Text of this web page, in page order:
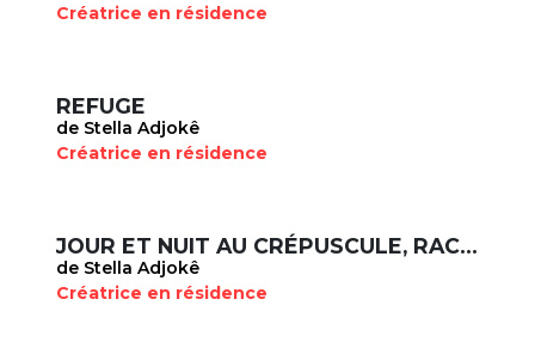
Créatrice en résidence
REFUGE
de Stella Adjokê
Créatrice en résidence
JOUR ET NUIT AU CRÉPUSCULE, RACINE
de Stella Adjokê
Créatrice en résidence